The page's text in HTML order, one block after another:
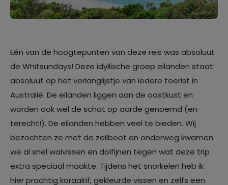
Eén van de hoogtepunten van deze reis was absoluut
de Whitsundays! Deze idyllische groep eilanden staat
absoluut op het verlanglijstje van iedere toerist in
Australië. De eilanden liggen aan de oostkust en
worden ook wel de schat op aarde genoemd (en
terecht!). De eilanden hebben veel te bieden. Wij
bezochten ze met de zeilboot en onderweg kwamen
we al snel walvissen en dolfijnen tegen wat deze trip
extra speciaal maakte. Tijdens het snorkelen heb ik
hier prachtig koraalrif, gekleurde vissen en zelfs een